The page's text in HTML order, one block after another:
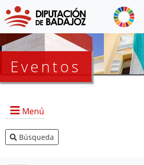
Eventos
Menú
Agenda Presidencia
Búsqueda